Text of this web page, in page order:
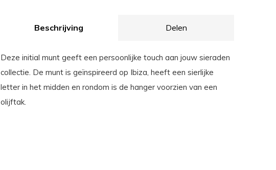
Beschrijving Delen
Deze initial munt geeft een persoonlijke touch aan jouw sieraden
collectie. De munt is geïnspireerd op Ibiza, heeft een sierlijke
letter in het midden en rondom is de hanger voorzien van een
olijftak.